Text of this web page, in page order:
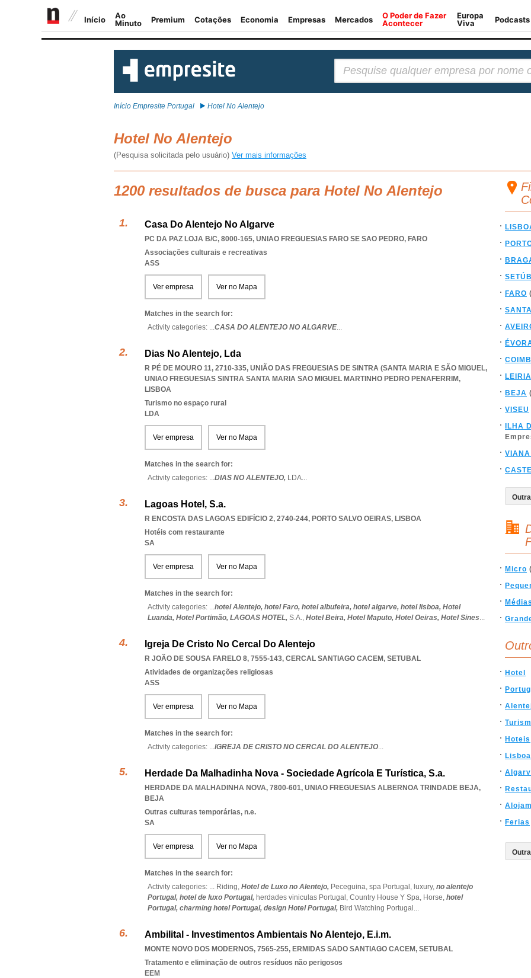
Início Empresite Portugal Hotel No Alentejo
Hotel No Alentejo
(Pesquisa solicitada pelo usuário) Ver mais informações
1200 resultados de busca para Hotel No Alentejo
Casa Do Alentejo No Algarve
PC DA PAZ LOJA B/C, 8000-165, UNIAO FREGUESIAS FARO SE SAO PEDRO, FARO
Associações culturais e recreativas
ASS
Ver empresa Ver no Mapa
Matches in the search for:
Activity categories: ...CASA DO ALENTEJO NO ALGARVE...
Dias No Alentejo, Lda
R PÉ DE MOURO 11, 2710-335, UNIÃO DAS FREGUESIAS DE SINTRA (SANTA MARIA E SÃO MIGUEL,
UNIAO FREGUESIAS SINTRA SANTA MARIA SAO MIGUEL MARTINHO PEDRO PENAFERRIM,
LISBOA
Turismo no espaço rural
LDA
Ver empresa Ver no Mapa
Matches in the search for:
Activity categories: ...DIAS NO ALENTEJO, LDA...
Lagoas Hotel, S.a.
R ENCOSTA DAS LAGOAS EDIFÍCIO 2, 2740-244, PORTO SALVO OEIRAS, LISBOA
Hotéis com restaurante
SA
Ver empresa Ver no Mapa
Matches in the search for:
Activity categories: ...hotel Alentejo, hotel Faro, hotel albufeira, hotel algarve, hotel lisboa, Hotel
Luanda, Hotel Portimão, LAGOAS HOTEL, S.A., Hotel Beira, Hotel Maputo, Hotel Oeiras, Hotel Sines...
Igreja De Cristo No Cercal Do Alentejo
R JOÃO DE SOUSA FARELO 8, 7555-143, CERCAL SANTIAGO CACEM, SETUBAL
Atividades de organizações religiosas
ASS
Ver empresa Ver no Mapa
Matches in the search for:
Activity categories: ...IGREJA DE CRISTO NO CERCAL DO ALENTEJO...
Herdade Da Malhadinha Nova - Sociedade Agrícola E Turística, S.a.
HERDADE DA MALHADINHA NOVA, 7800-601, UNIAO FREGUESIAS ALBERNOA TRINDADE BEJA,
BEJA
Outras culturas temporárias, n.e.
SA
Ver empresa Ver no Mapa
Matches in the search for:
Activity categories: ... Riding, Hotel de Luxo no Alentejo, Peceguina, spa Portugal, luxury, no alentejo
Portugal, hotel de luxo Portugal, herdades viniculas Portugal, Country House Y Spa, Horse, hotel
Portugal, charming hotel Portugal, design Hotel Portugal, Bird Watching Portugal ...
Ambilital - Investimentos Ambientais No Alentejo, E.i.m.
MONTE NOVO DOS MODERNOS, 7565-255, ERMIDAS SADO SANTIAGO CACEM, SETUBAL
Tratamento e eliminação de outros resíduos não perigosos
EEM
FARO
LEIRIA
BEJA
VISEU
ILHA
Micro
Médias
Hotel
Hoteis
Lisboa
Ferias